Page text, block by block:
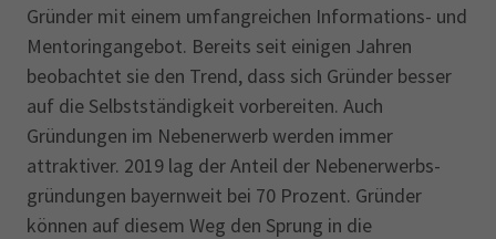
Gründer mit einem umfangreichen Informations- und
Mentoringangebot. Bereits seit einigen Jahren
beobachtet sie den Trend, dass sich Gründer besser
auf die Selbstständigkeit vorbereiten. Auch
Gründungen im Nebenerwerb werden immer
attraktiver. 2019 lag der Anteil der Nebenerwerbs­
gründungen bayernweit bei 70 Prozent. Gründer
können auf diesem Weg den Sprung in die